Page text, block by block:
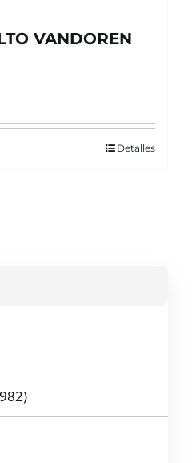
VANDOREN
Detalles